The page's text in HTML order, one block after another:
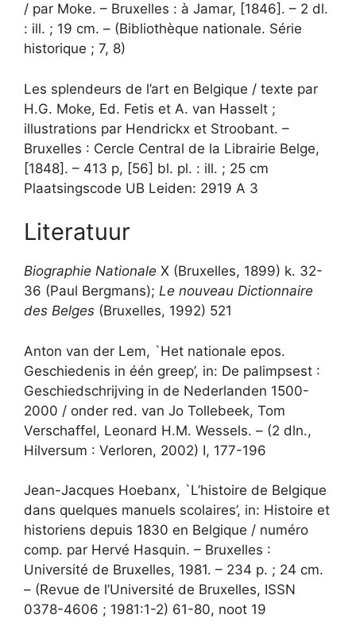
/ par Moke. – Bruxelles : à Jamar, [1846]. – 2 dl.
: ill. ; 19 cm. – (Bibliothèque nationale. Série
historique ; 7, 8)
Les splendeurs de l’art en Belgique / texte par
H.G. Moke, Ed. Fetis et A. van Hasselt ;
illustrations par Hendrickx et Stroobant. –
Bruxelles : Cercle Central de la Librairie Belge,
[1848]. – 413 p, [56] bl. pl. : ill. ; 25 cm
Plaatsingscode UB Leiden: 2919 A 3
Literatuur
Biographie Nationale X (Bruxelles, 1899) k. 32-
36 (Paul Bergmans); Le nouveau Dictionnaire
des Belges (Bruxelles, 1992) 521
Anton van der Lem, `Het nationale epos.
Geschiedenis in één greep’, in: De palimpsest :
Geschiedschrijving in de Nederlanden 1500-
2000 / onder red. van Jo Tollebeek, Tom
Verschaffel, Leonard H.M. Wessels. – (2 dln.,
Hilversum : Verloren, 2002) I, 177-196
Jean-Jacques Hoebanx, `L’histoire de Belgique
dans quelques manuels scolaires’, in: Histoire et
historiens depuis 1830 en Belgique / numéro
comp. par Hervé Hasquin. – Bruxelles :
Université de Bruxelles, 1981. – 234 p. ; 24 cm.
– (Revue de l’Université de Bruxelles, ISSN
0378-4606 ; 1981:1-2) 61-80, noot 19